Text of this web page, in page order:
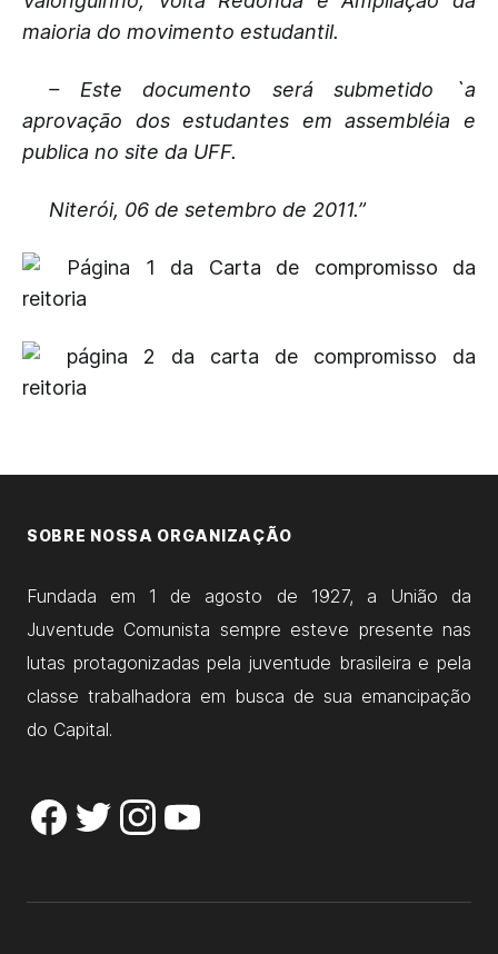
maioria do movimento estudantil.
– Este documento será submetido `a
aprovação dos estudantes em assembléia e
publica no site da UFF.
Niterói, 06 de setembro de 2011.”
SOBRE NOSSA ORGANIZAÇÃO
Fundada em 1 de agosto de 1927, a União da
Juventude Comunista sempre esteve presente nas
lutas protagonizadas pela juventude brasileira e pela
classe trabalhadora em busca de sua emancipação
do Capital.